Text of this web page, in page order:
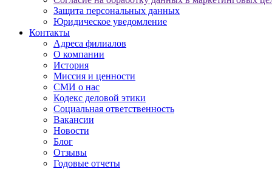
Защита персональных данных
Юридическое уведомление
Контакты
Адреса филиалов
О компании
История
Миссия и ценности
СМИ о нас
Кодекс деловой этики
Социальная ответственность
Вакансии
Новости
Блог
Отзывы
Годовые отчеты